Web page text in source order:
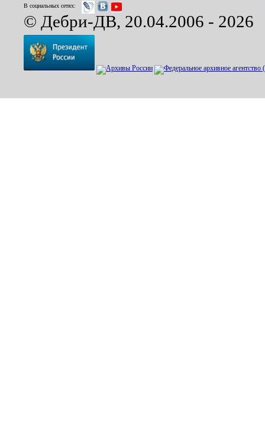
В социальных сетях:
© Дебри-ДВ, 20.04.2006 - 2026